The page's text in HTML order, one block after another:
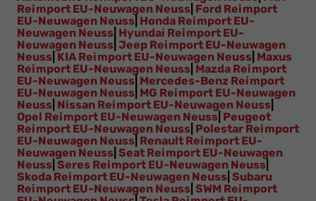
Reimport EU-Neuwagen Neuss Ford Reimport
EU-Neuwagen Neuss Honda Reimport EU-
Neuwagen Neuss Hyundai Reimport EU-
Neuwagen Neuss Jeep Reimport EU-Neuwagen
Neuss KIA Reimport EU-Neuwagen Neuss Maxus
Reimport EU-Neuwagen Neuss Mazda Reimport
EU-Neuwagen Neuss Mercedes-Benz Reimport
EU-Neuwagen Neuss MG Reimport EU-Neuwagen
Neuss Nissan Reimport EU-Neuwagen Neuss
Opel Reimport EU-Neuwagen Neuss Peugeot
Reimport EU-Neuwagen Neuss Polestar Reimport
EU-Neuwagen Neuss Renault Reimport EU-
Neuwagen Neuss Seat Reimport EU-Neuwagen
Neuss Seres Reimport EU-Neuwagen Neuss
Skoda Reimport EU-Neuwagen Neuss Subaru
Reimport EU-Neuwagen Neuss SWM Reimport